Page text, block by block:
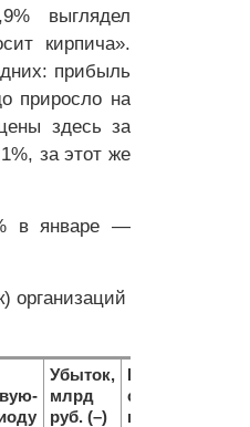
выглядел
кирпича».
прибыль
приросло на
здесь за
за этот же
в январе —
организаций
Убыток,
млрд
руб. (–)
соответствую-
щему периоду